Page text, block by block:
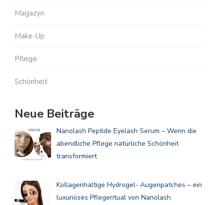
Magazyn
Make-Up
Pflege
Schönheit
Neue Beiträge
Nanolash Peptide Eyelash Serum – Wenn die
abendliche Pflege natürliche Schönheit
transformiert
Kollagenhaltige Hydrogel- Augenpatches – ein
luxuriöses Pflegeritual von Nanolash